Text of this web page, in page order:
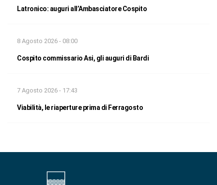
Latronico: auguri all’Ambasciatore Cospito
8 Agosto 2026 - 08:00
Cospito commissario Asi, gli auguri di Bardi
7 Agosto 2026 - 17:43
Viabilità, le riaperture prima di Ferragosto